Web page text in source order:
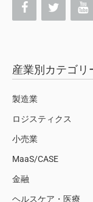
産業別カテゴリ
製造業
ロジスティクス
小売業
MaaS/CASE
金融
ヘルスケア・医療